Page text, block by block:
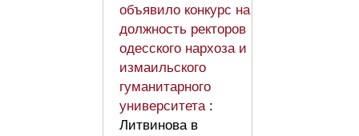
объявило конкурс на
должность ректоров
одесского нархоза и
измаильского
гуманитарного
университета :
Литвинова в